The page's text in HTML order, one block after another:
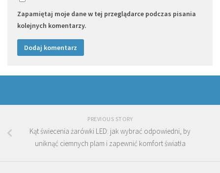
Zapamiętaj moje dane w tej przeglądarce podczas pisania
kolejnych komentarzy.
PREVIOUS STORY
Kąt świecenia żarówki LED: jak wybrać odpowiedni, by
uniknąć ciemnych plam i zapewnić komfort światła